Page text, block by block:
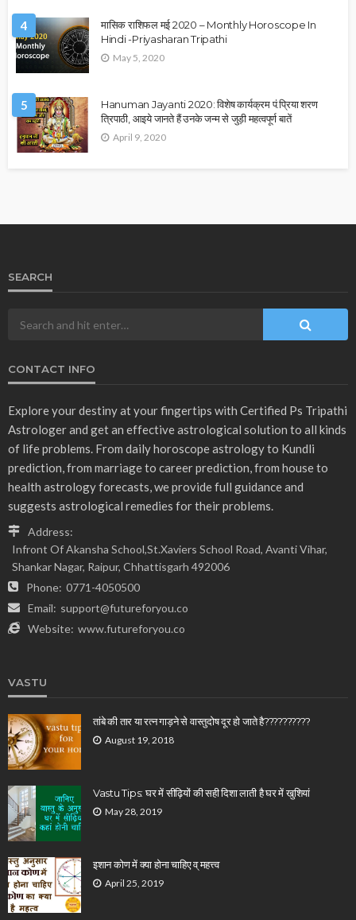
4
मासिक राशिफल मई 2020 – Monthly Horoscope In
Hindi -Priyasharan Tripathi
May 5, 2020
5
Hanuman Jayanti 2020: विशेष कार्यक्रम पं.प्रिया शरण
त्रिपाठी, आइये जानते हैं उनके जन्म से जुड़ी महत्वपूर्ण बातें
April 9, 2020
SEARCH
CONTACT INFO
Explore your destiny at your fingertips with Certified Ps Tripathi
Astrologer and get an effective astrological solution to all kinds
of life problems. From daily horoscope astrology to Kundli
prediction, from marriage to career prediction, from house to
health astrology forecasts, we provide full guidance and
suggests astrological remedies for their problems.
Address:
Infront Of Akansha School,St.Xaviers School Road, Avanti Vihar,
Shankar Nagar, Raipur, Chhattisgarh 492006
Phone: 0771-4050500
Email: support@futureforyou.co
Website: www.futureforyou.co
VASTU
तांबे की तार या रत्न गाड़ने से वास्तुदोष दूर हो जाते है??????????
August 19, 2018
Vastu Tips: घर में सीढ़ियों की सही दिशा लाती है घर में खुशियां
May 28, 2019
इशान कोण में क्या होना चाहिए व् महत्त्व
April 25, 2019